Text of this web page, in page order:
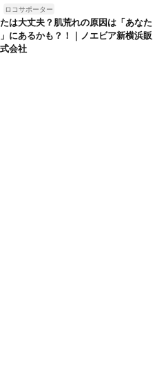
ロコサポーター
は大丈夫？肌荒れの原因は「あなた
にあるかも？！｜ノエビア新横浜販
会社